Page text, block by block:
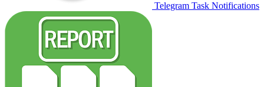
Telegram Task Notifications